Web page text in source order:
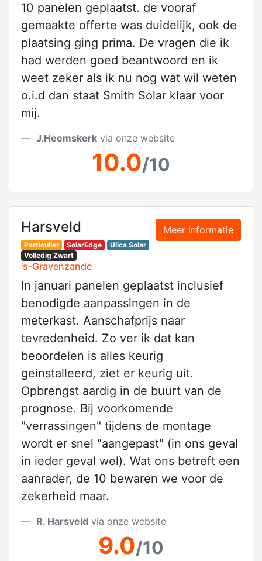
10 panelen geplaatst. de vooraf
gemaakte offerte was duidelijk, ook de
plaatsing ging prima. De vragen die ik
had werden goed beantwoord en ik
weet zeker als ik nu nog wat wil weten
o.i.d dan staat Smith Solar klaar voor
mij.
J.Heemskerk via onze website
10.0/10
Meer informatie
Harsveld
Particulier SolarEdge
Ulica Solar
Volledig Zwart
's-Gravenzande
In januari panelen geplaatst inclusief
benodigde aanpassingen in de
meterkast. Aanschafprijs naar
tevredenheid. Zo ver ik dat kan
beoordelen is alles keurig
geinstalleerd, ziet er keurig uit.
Opbrengst aardig in de buurt van de
prognose. Bij voorkomende
"verrassingen" tijdens de montage
wordt er snel "aangepast" (in ons geval
in ieder geval wel). Wat ons betreft een
aanrader, de 10 bewaren we voor de
zekerheid maar.
R. Harsveld via onze website
9.0/10